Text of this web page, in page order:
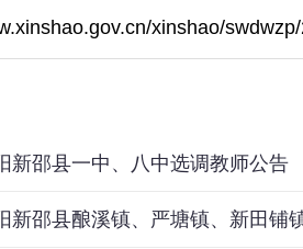
xinshao/
新邵县一中、八中选调教师公告
新邵县酿溪镇、严塘镇、新田铺